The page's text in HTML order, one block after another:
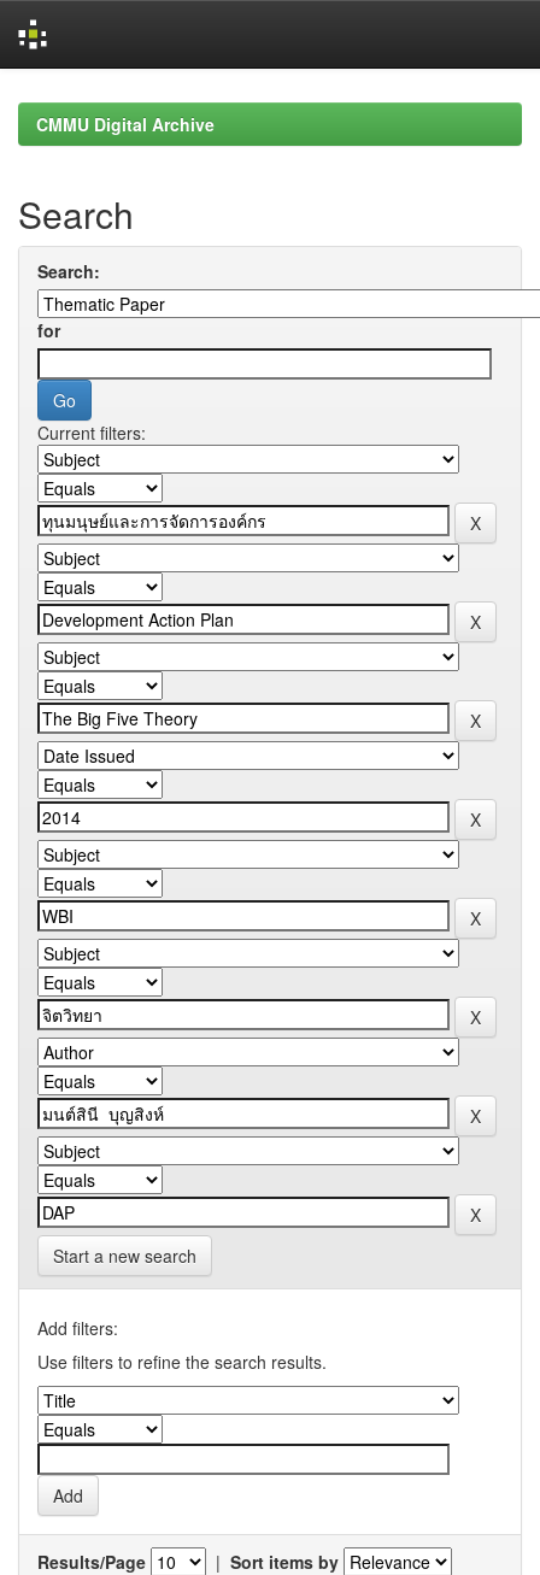
navigationCMMU Digital Archive
Search
Search:
for
Current filters:
Start a new search
Add filters:
Use filters to refine the search results.
Results/Page | Sort items by